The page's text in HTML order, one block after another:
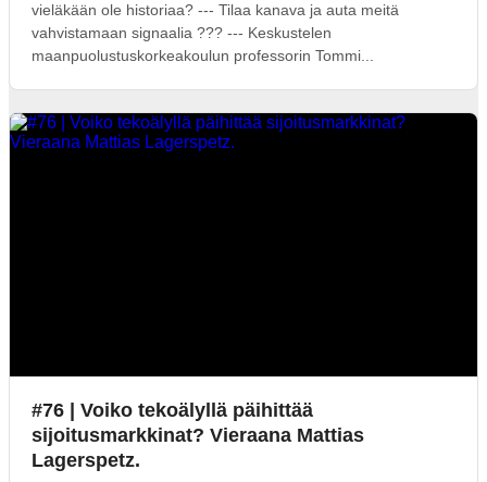
vieläkään ole historiaa? --- Tilaa kanava ja auta meitä
vahvistamaan signaalia ??? --- Keskustelen
maanpuolustuskorkeakoulun professorin Tommi...
#76 | Voiko tekoälyllä päihittää
sijoitusmarkkinat? Vieraana Mattias
Lagerspetz.